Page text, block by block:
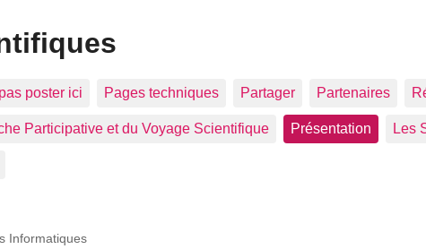
poster ici Pages techniques Partager Partenaires
Participative et du Voyage Scientifique Présentation Les
Informatiques